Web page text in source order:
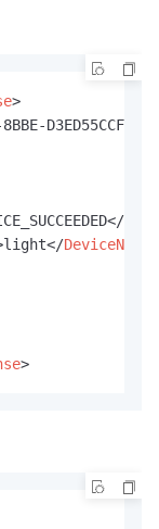
>
D3ED55CCF565
</
light</DeviceName
>